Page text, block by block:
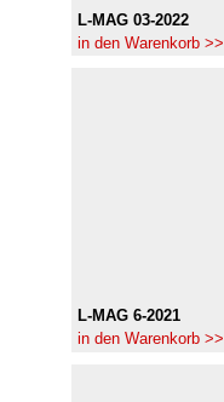
L-MAG 03-2022
in den Warenkorb >>
L-MAG 6-2021
in den Warenkorb >>